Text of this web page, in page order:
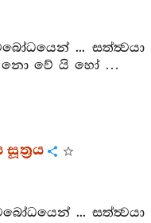
... සත්ත්‍වයා
වේ යි හෝ …
... සත්ත්‍වයා